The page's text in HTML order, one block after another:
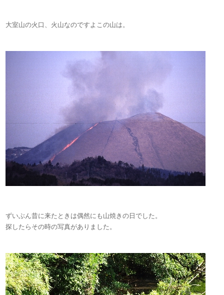
大室山の火口、火山なのですよこの山は。
ずいぶん昔に来たときは偶然にも山焼きの日でした。
探したらその時の写真がありました。